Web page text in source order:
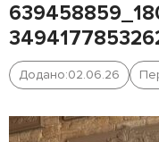
Додано:02.06.26